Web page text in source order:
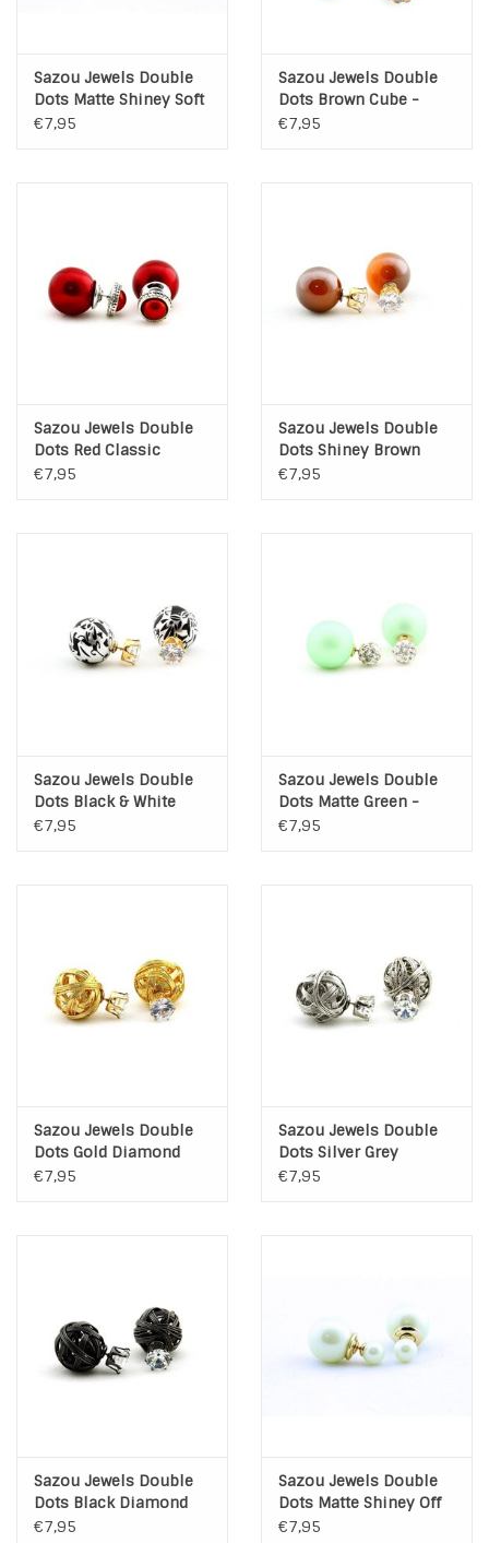
INSPIRATIE
Sazou Jewels Double
Dots Matte Shiney Soft
Green Oorbellen
€7,95
Sazou Jewels Double
Dots Brown Cube -
Crystal Oorbellen
€7,95
Sazou Jewels Double
Dots Red Classic
Oorbellen
€7,95
Sazou Jewels Double
Dots Shiney Brown
Diamond Oorbellen
€7,95
Sazou Jewels Double
Dots Black & White
Diamond Oorbellen
€7,95
Sazou Jewels Double
Dots Matte Green -
Crystal Oorbellen
€7,95
Sazou Jewels Double
Dots Gold Diamond
Knot Oorbellen
€7,95
Sazou Jewels Double
Dots Silver Grey
Daimond Knot
€7,95
Sazou Jewels Double
Dots Black Diamond
Knot Oorbellen
€7,95
Sazou Jewels Double
Dots Matte Shiney Off
White Oorbellen
€7,95